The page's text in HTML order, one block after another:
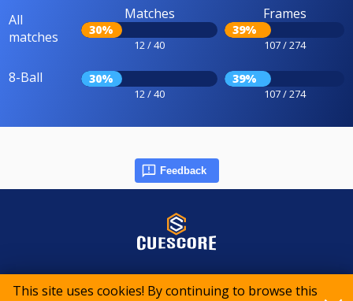
This site uses cookies! By continuing to browse this
All
matches
Matches
30%
12 / 40
Frames
39%
107 / 274
8-Ball 30%
12 / 40
39%
107 / 274
Feedback
© 2015-2026 CueScore International